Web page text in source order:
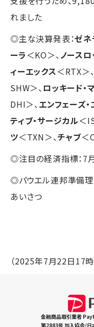
れました
◎主な決算発表：ゼネ
ーラ ＜KO＞、ノースロ
ィーエックス＜RTX＞、
SHW＞、 ロッキード・
DHI＞、エンフェーズ
ティブ・サージカル＜
ツ＜TXN＞、チャブ＜
◎注目の経済指標：7
◎パウエル連邦準備理
あいさつ
（2025年7月22日17
金融商品取引業者
第2883号 加入協会/